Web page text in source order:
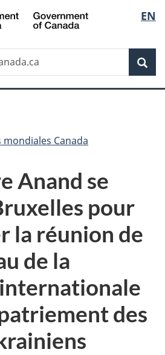
Passer
au
principal
Passer
à
Au
du
Passer
à
version
simplifiée
de
la
EN
Canada
Anand se
pour
la réunion de
de la
des